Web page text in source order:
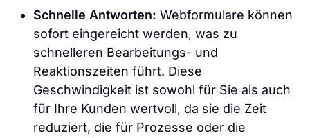
Schnelle Antworten: Webformulare können
sofort eingereicht werden, was zu
schnelleren Bearbeitungs- und
Reaktionszeiten führt. Diese
Geschwindigkeit ist sowohl für Sie als auch
für Ihre Kunden wertvoll, da sie die Zeit
reduziert, die für Prozesse oder die